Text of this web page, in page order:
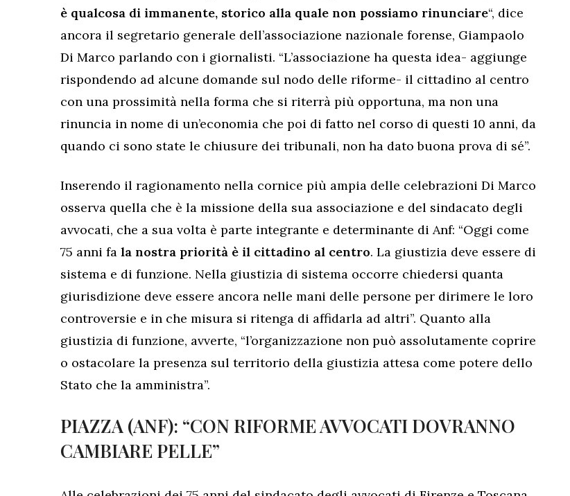
è qualcosa di immanente, storico alla quale non possiamo rinunciare“, dice
ancora il segretario generale dell’associazione nazionale forense, Giampaolo
Di Marco parlando con i giornalisti. “L’associazione ha questa idea- aggiunge
rispondendo ad alcune domande sul nodo delle riforme- il cittadino al centro
con una prossimità nella forma che si riterrà più opportuna, ma non una
rinuncia in nome di un’economia che poi di fatto nel corso di questi 10 anni, da
quando ci sono state le chiusure dei tribunali, non ha dato buona prova di sé”.
Inserendo il ragionamento nella cornice più ampia delle celebrazioni Di Marco
osserva quella che è la missione della sua associazione e del sindacato degli
avvocati, che a sua volta è parte integrante e determinante di Anf: “Oggi come
75 anni fa la nostra priorità è il cittadino al centro. La giustizia deve essere di
sistema e di funzione. Nella giustizia di sistema occorre chiedersi quanta
giurisdizione deve essere ancora nelle mani delle persone per dirimere le loro
controversie e in che misura si ritenga di affidarla ad altri”. Quanto alla
giustizia di funzione, avverte, “l’organizzazione non può assolutamente coprire
o ostacolare la presenza sul territorio della giustizia attesa come potere dello
Stato che la amministra”.
PIAZZA (ANF): “CON RIFORME AVVOCATI DOVRANNO
CAMBIARE PELLE”